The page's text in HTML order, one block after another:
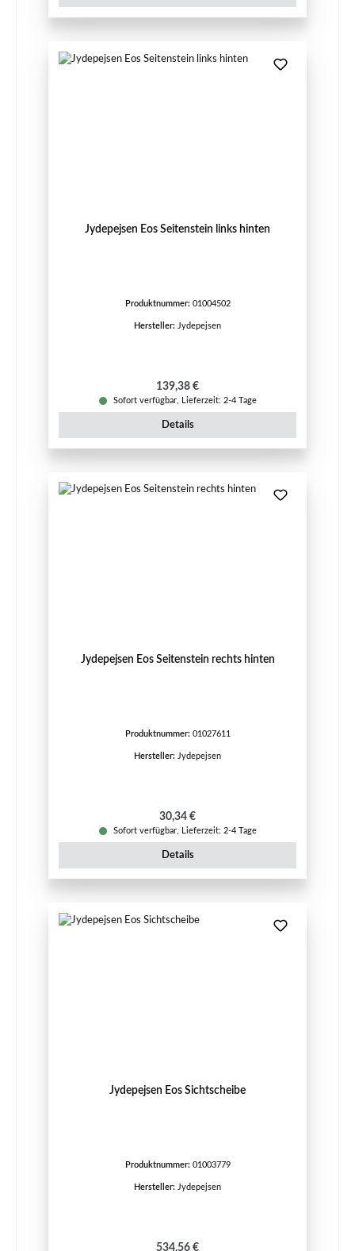
Jydepejsen Eos Seitenstein links hinten
Produktnummer: 01004502
Hersteller: Jydepejsen
Regulärer Preis:
139,38 €
Sofort verfügbar, Lieferzeit: 2-4 Tage
Details
Jydepejsen Eos Seitenstein rechts hinten
Produktnummer: 01027611
Hersteller: Jydepejsen
Regulärer Preis:
30,34 €
Sofort verfügbar, Lieferzeit: 2-4 Tage
Details
Jydepejsen Eos Sichtscheibe
Produktnummer: 01003779
Hersteller: Jydepejsen
Regulärer Preis:
534,56 €